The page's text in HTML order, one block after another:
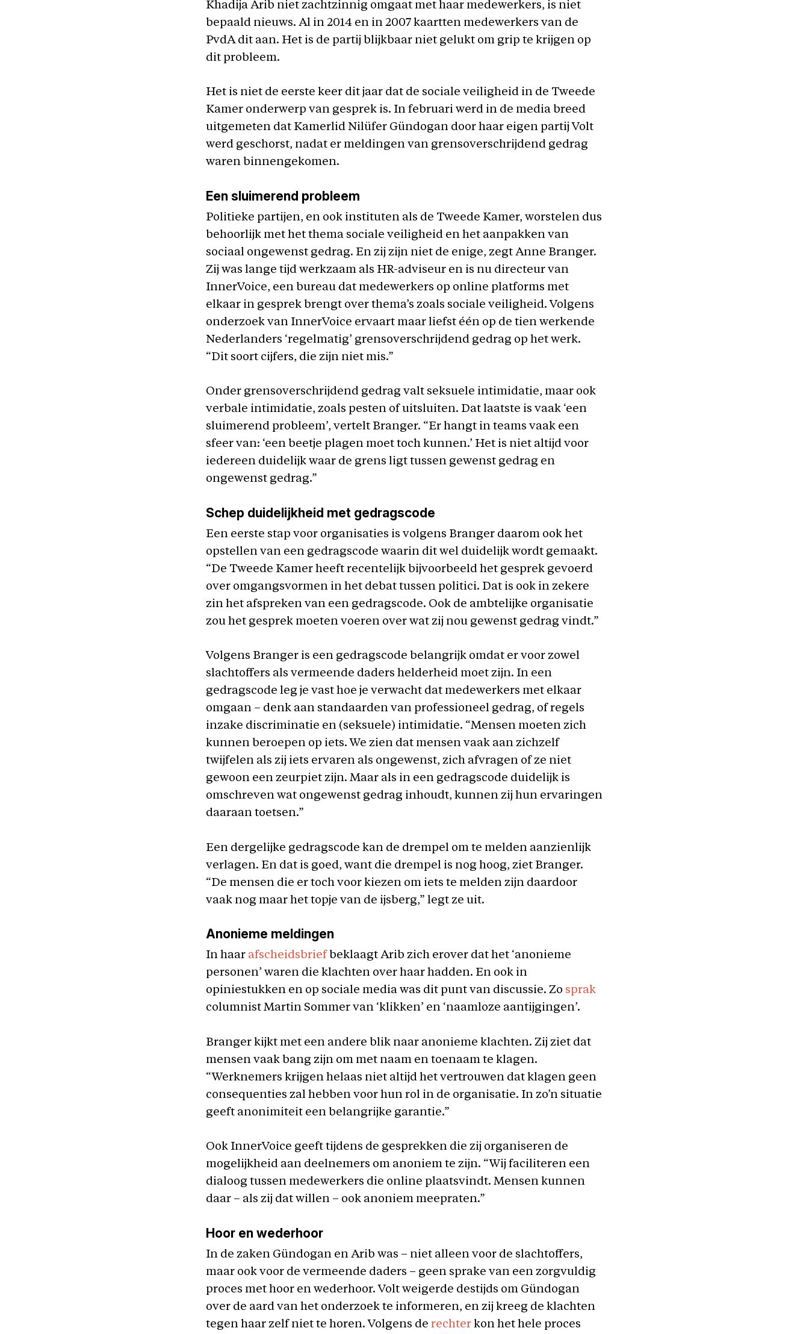
Khadija Arib niet zachtzinnig omgaat met haar medewerkers, is niet
bepaald nieuws. Al in 2014 en in 2007 kaartten medewerkers van de
PvdA dit aan. Het is de partij blijkbaar niet gelukt om grip te krijgen op
dit probleem.
Het is niet de eerste keer dit jaar dat de sociale veiligheid in de Tweede
Kamer onderwerp van gesprek is. In februari werd in de media breed
uitgemeten dat Kamerlid Nilüfer Gündogan door haar eigen partij Volt
werd geschorst, nadat er meldingen van grensoverschrijdend gedrag
waren binnengekomen.
Een sluimerend probleem
Politieke partijen, en ook instituten als de Tweede Kamer, worstelen dus
behoorlijk met het thema sociale veiligheid en het aanpakken van
sociaal ongewenst gedrag. En zij zijn niet de enige, zegt Anne Branger.
Zij was lange tijd werkzaam als HR-adviseur en is nu directeur van
InnerVoice, een bureau dat medewerkers op online platforms met
elkaar in gesprek brengt over thema’s zoals sociale veiligheid. Volgens
onderzoek van InnerVoice ervaart maar liefst één op de tien werkende
Nederlanders ‘regelmatig’ grensoverschrijdend gedrag op het werk.
“Dit soort cijfers, die zijn niet mis.”
Onder grensoverschrijdend gedrag valt seksuele intimidatie, maar ook
verbale intimidatie, zoals pesten of uitsluiten. Dat laatste is vaak ‘een
sluimerend probleem’, vertelt Branger. “Er hangt in teams vaak een
sfeer van: ‘een beetje plagen moet toch kunnen.’ Het is niet altijd voor
iedereen duidelijk waar de grens ligt tussen gewenst gedrag en
ongewenst gedrag.”
Schep duidelijkheid met gedragscode
Een eerste stap voor organisaties is volgens Branger daarom ook het
opstellen van een gedragscode waarin dit wel duidelijk wordt gemaakt.
“De Tweede Kamer heeft recentelijk bijvoorbeeld het gesprek gevoerd
over omgangsvormen in het debat tussen politici. Dat is ook in zekere
zin het afspreken van een gedragscode. Ook de ambtelijke organisatie
zou het gesprek moeten voeren over wat zij nou gewenst gedrag vindt.”
Volgens Branger is een gedragscode belangrijk omdat er voor zowel
slachtoffers als vermeende daders helderheid moet zijn. In een
gedragscode leg je vast hoe je verwacht dat medewerkers met elkaar
omgaan – denk aan standaarden van professioneel gedrag, of regels
inzake discriminatie en (seksuele) intimidatie. “Mensen moeten zich
kunnen beroepen op iets. We zien dat mensen vaak aan zichzelf
twijfelen als zij iets ervaren als ongewenst, zich afvragen of ze niet
gewoon een zeurpiet zijn. Maar als in een gedragscode duidelijk is
omschreven wat ongewenst gedrag inhoudt, kunnen zij hun ervaringen
daaraan toetsen.”
Een dergelijke gedragscode kan de drempel om te melden aanzienlijk
verlagen. En dat is goed, want die drempel is nog hoog, ziet Branger.
“De mensen die er toch voor kiezen om iets te melden zijn daardoor
vaak nog maar het topje van de ijsberg,” legt ze uit.
Anonieme meldingen
In haar afscheidsbrief beklaagt Arib zich erover dat het ‘anonieme
personen’ waren die klachten over haar hadden. En ook in
opiniestukken en op sociale media was dit punt van discussie. Zo sprak
columnist Martin Sommer van ‘klikken’ en ‘naamloze aantijgingen’.
Branger kijkt met een andere blik naar anonieme klachten. Zij ziet dat
mensen vaak bang zijn om met naam en toenaam te klagen.
“Werknemers krijgen helaas niet altijd het vertrouwen dat klagen geen
consequenties zal hebben voor hun rol in de organisatie. In zo’n situatie
geeft anonimiteit een belangrijke garantie.”
Ook InnerVoice geeft tijdens de gesprekken die zij organiseren de
mogelijkheid aan deelnemers om anoniem te zijn. “Wij faciliteren een
dialoog tussen medewerkers die online plaatsvindt. Mensen kunnen
daar – als zij dat willen – ook anoniem meepraten.”
Hoor en wederhoor
In de zaken Gündogan en Arib was – niet alleen voor de slachtoffers,
maar ook voor de vermeende daders – geen sprake van een zorgvuldig
proces met hoor en wederhoor. Volt weigerde destijds om Gündogan
over de aard van het onderzoek te informeren, en zij kreeg de klachten
tegen haar zelf niet te horen. Volgens de rechter kon het hele proces